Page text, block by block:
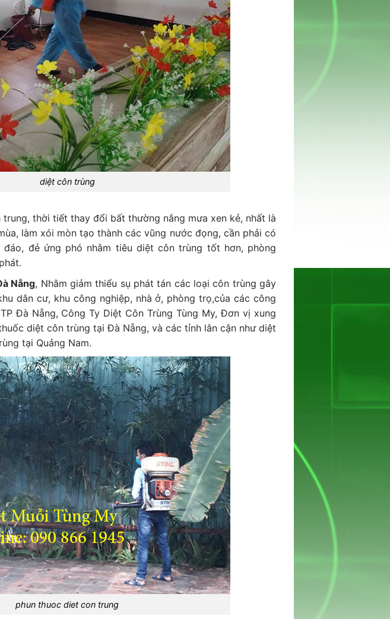
diệt côn trùng
thời tiết thay đổi bất thường nắng mưa xen kẻ, nhất là
làm xói mòn tạo thành các vũng nước đọng, cần phải có
đáo, đẻ ứng phó nhằm tiêu diệt côn trùng tốt hơn, phòng
Nẵng, Nhằm giảm thiểu sụ phát tán các loại côn trùng gây
dân cư, khu công nghiệp, nhà ở, phòng trọ,của các công
Đà Nẵng, Công Ty Diệt Côn Trùng Tùng My, Đơn vị xung
diệt côn trùng tại Đà Nẵng, và các tỉnh lân cận như diệt
tại Quảng Nam.
phun thuoc diet con trung